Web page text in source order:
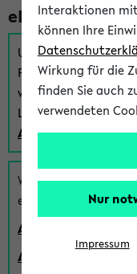
eKVV für
Um sich einen
Funktionen des
verwenden Sie
Login:
Anmeldung zum
Wenn Sie (noch)
eKVV auch über
Anmeldung über
Anlegen eines neuen
Interaktionen mit
können Ihre
Wirkung für die
finden Sie auch
verwendeten
Nur
Impressum